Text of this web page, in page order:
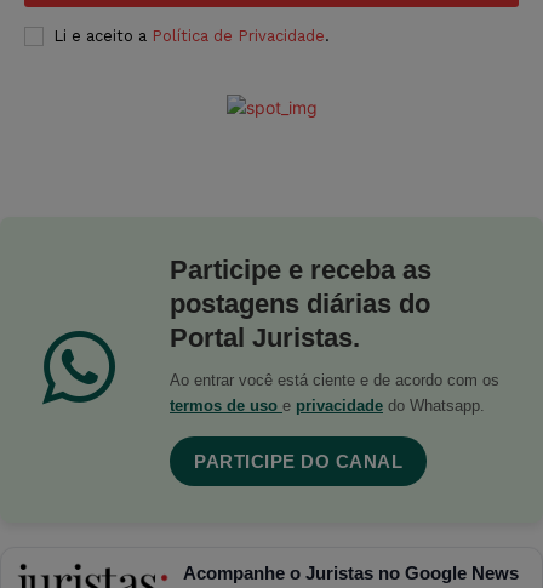
Li e aceito a Política de Privacidade.
Participe e receba as
postagens diárias do
Portal Juristas.
Ao entrar você está ciente e de acordo com os
termos de uso e privacidade do Whatsapp.
PARTICIPE DO CANAL
Acompanhe o Juristas no Google News